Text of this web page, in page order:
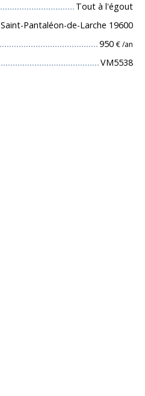
Tout à l'égout
Saint-Pantaléon-de-Larche 19600
950 € /an
VM5538